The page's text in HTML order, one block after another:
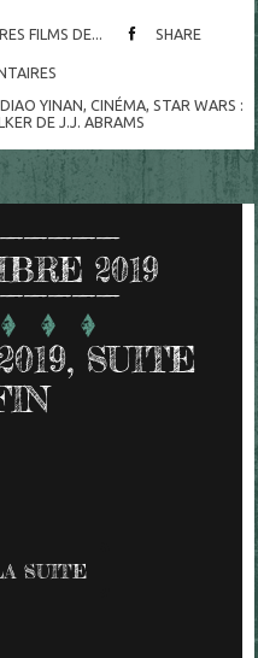
FILMS DE... SHARE
YINAN, CINÉMA, STAR WARS :
DE J.J. ABRAMS
2019
SUITE
SUITE